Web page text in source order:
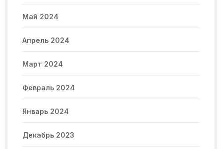
Май 2024
Апрель 2024
Март 2024
Февраль 2024
Январь 2024
Декабрь 2023